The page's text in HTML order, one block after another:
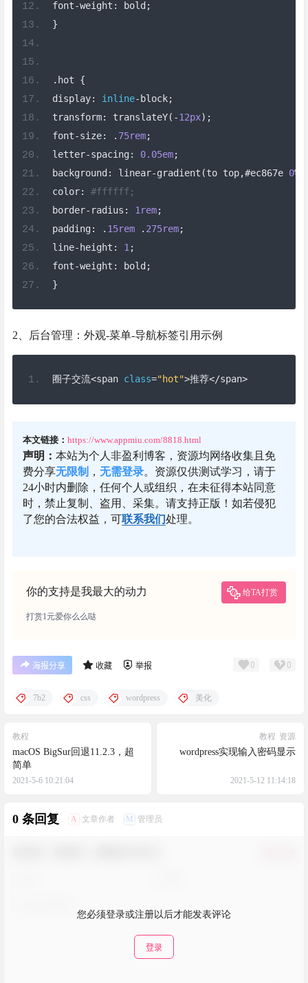
font-weight : bold ;
}
. hot {
display: inline- block;
transform: translateY(-12px);
font-size: . 75rem;
letter-spacing : 0.05em;
background : linear-gradient (to top,#ec867e 0
color:
#ffffff;
border- radius : 1rem;
padding : . 15rem . 275rem;
line- height : 1 ;
font-weight : bold ;
}
2、后台管理：外观-菜单-导航标签引用示例
圈子交流<span class="hot">推荐</span>
本文链接： https://www.appmiu.com/8818.html
声明： 本站为个人非盈利博客，资源均网络收集且免
费分享无限制 ， 无需登录。资源仅供测试学习，请于
24小时内删除，任何个人或组织，在未征得本站同意
时，禁止复制、盗用、采集。请支持正版！如若侵犯
了您的合法权益，可联系我们处理。
你的支持是我最大的动力 给TA打赏
打赏1元爱你么么哒
海报分享 收藏 举报 0 0
7b2 css wordpress 美化
教程
macOS BigSur回退11.2.3，超
简单
2021-5-6 10:21:04
教程 资源
wordpress实现输入密码显示
2021-5-12 11:14:18
0 条回复 A 文章作者 M 管理员
您必须登录或注册以后才能发表评论
登录